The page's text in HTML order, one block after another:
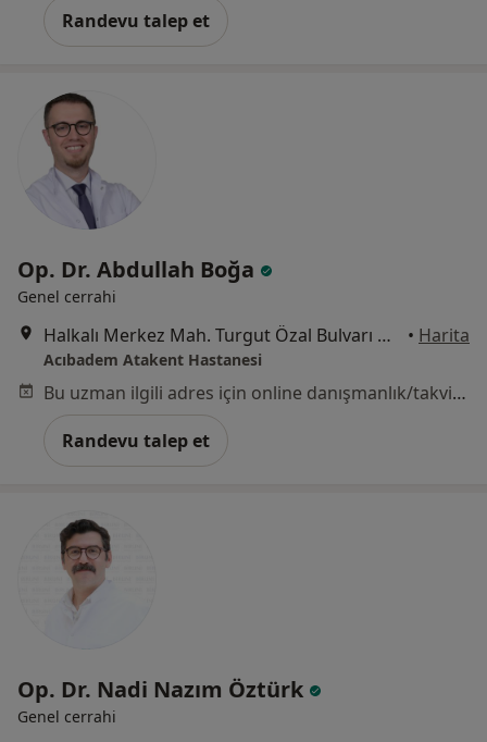
Randevu talep et
Op. Dr. Abdullah Boğa
Genel cerrahi
Halkalı Merkez Mah. Turgut Özal Bulvarı No: 16, Küçükçekmece • Harita
Acıbadem Atakent Hastanesi
Bu uzman ilgili adres için online danışmanlık/takvim sunmuyor.
Randevu talep et
Op. Dr. Nadi Nazım Öztürk
Genel cerrahi